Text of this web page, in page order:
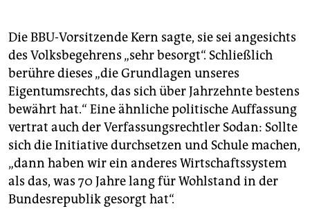
Die BBU-Vorsitzende Kern sagte, sie sei angesichts
des Volksbegehrens „sehr besorgt“. Schließlich
berühre dieses „die Grundlagen unseres
Eigentumsrechts, das sich über Jahrzehnte bestens
bewährt hat.“ Eine ähnliche politische Auffassung
vertrat auch der Verfassungsrechtler Sodan: Sollte
sich die Initiative durchsetzen und Schule machen,
„dann haben wir ein anderes Wirtschaftssystem
als das, was 70 Jahre lang für Wohlstand in der
Bundesrepublik gesorgt hat“.